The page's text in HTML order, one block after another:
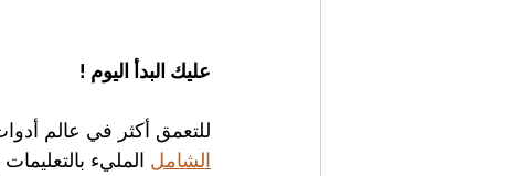
عليك البدأ اليوم !
للتعمق أكثر في عالم
الشامل المليء